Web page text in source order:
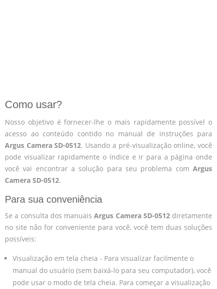
Como usar?
Nosso objetivo é fornecer-lhe o mais rapidamente possível o
acesso ao conteúdo contido no manual de instruções para
Argus Camera SD-0512. Usando a pré-visualização online, você
pode visualizar rapidamente o índice e ir para a página onde
você vai encontrar a solução para seu problema com Argus
Camera SD-0512.
Para sua conveniência
Se a consulta dos manuaisArgus Camera SD-0512diretamente
no site não for conveniente para você, você tem duas soluções
possíveis:
Visualização em tela cheia - Para visualizar facilmente o
manual do usuário (sem baixá-lo para seu computador), você
pode usar o modo de tela cheia. Para começar a visualização